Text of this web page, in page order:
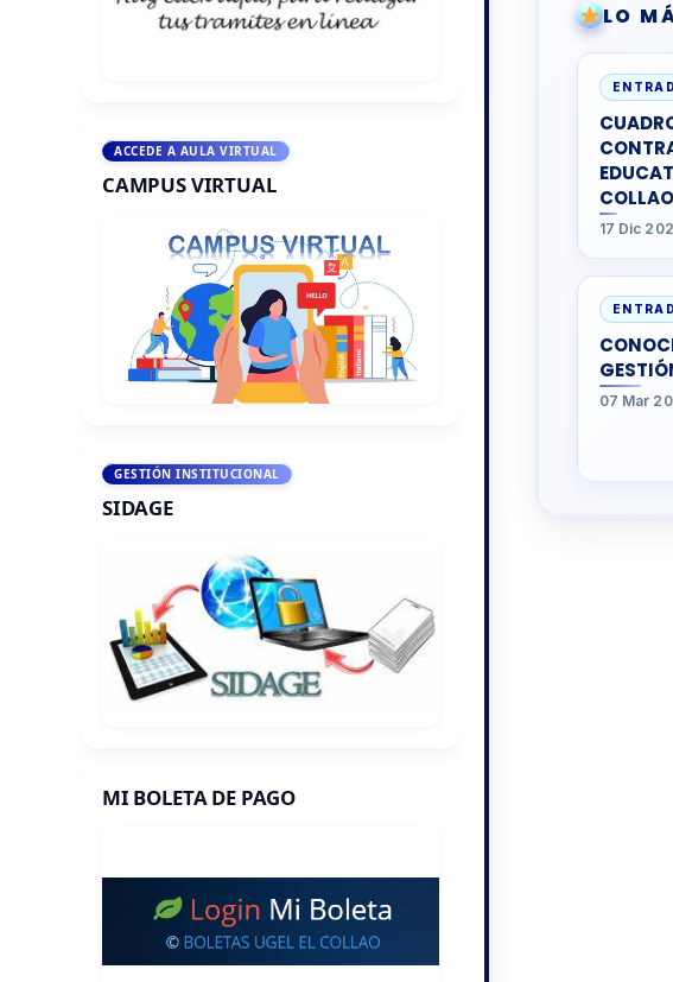
ACCEDE A AULA VIRTUAL
CAMPUS VIRTUAL
GESTIÓN INSTITUCIONAL
SIDAGE
MI BOLETA DE PAGO
LO
COLLAO
17 Dic
07 Mar